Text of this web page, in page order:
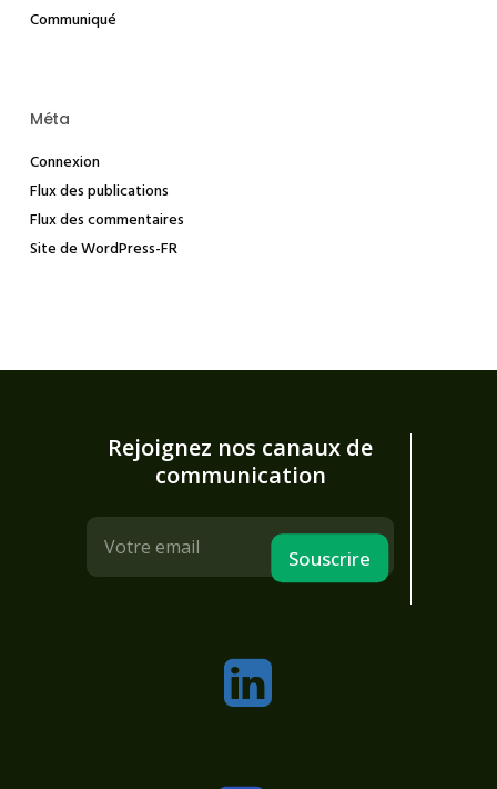
Communiqué
Méta
Connexion
Flux des publications
Flux des commentaires
Site de WordPress-FR
Rejoignez nos canaux de
communication
Souscrire